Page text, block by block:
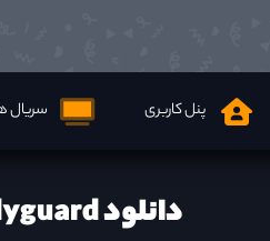
پنل کاربری سریال
دانلود My Lovely Bodyguard ها